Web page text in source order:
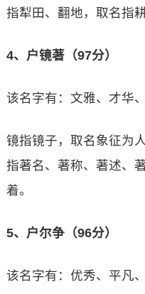
指犁田、翻地，取名指
4、户镜著（97分）
该名字有：文雅、才华
镜指镜子，取名象征为
指著名、著称、著述、
着。
5、户尔争（96分）
该名字有：优秀、平凡